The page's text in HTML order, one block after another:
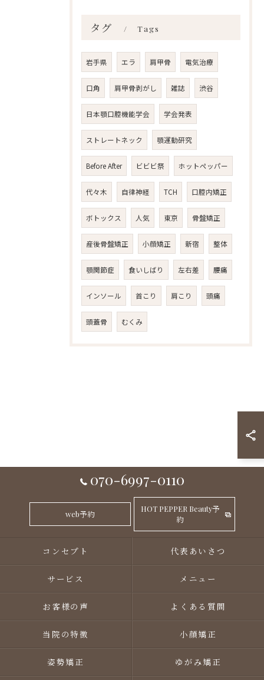
タグ Tags
岩手県 エラ 肩甲骨 電気治療
口角 肩甲骨剥がし 雑誌 渋谷
日本顎口腔機能学会 学会発表
ストレートネック 顎運動研究
Before After ビビビ祭 ホットペッパー
代々木 自律神経 TCH 口腔内矯正
ボトックス 人気 東京 骨盤矯正
産後骨盤矯正 小顔矯正 新宿 整体
顎関節症 食いしばり 左右差 腰痛
インソール 首こり 肩こり 頭痛
頭蓋骨 むくみ
070-6997-0110
web予約
HOT PEPPER Beauty予
約
コンセプト 代表あいさつ
サービス メニュー
お客様の声 よくある質問
当院の特徴 小顔矯正
姿勢矯正 ゆがみ矯正